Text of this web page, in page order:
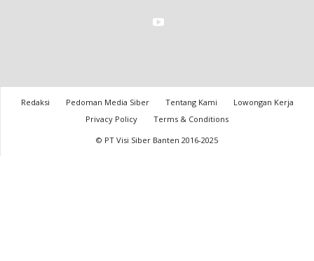
Redaksi Pedoman Media Siber Tentang Kami
Lowongan Kerja
Privacy Policy
Terms & Conditions
© PT Visi Siber Banten 2016-2025